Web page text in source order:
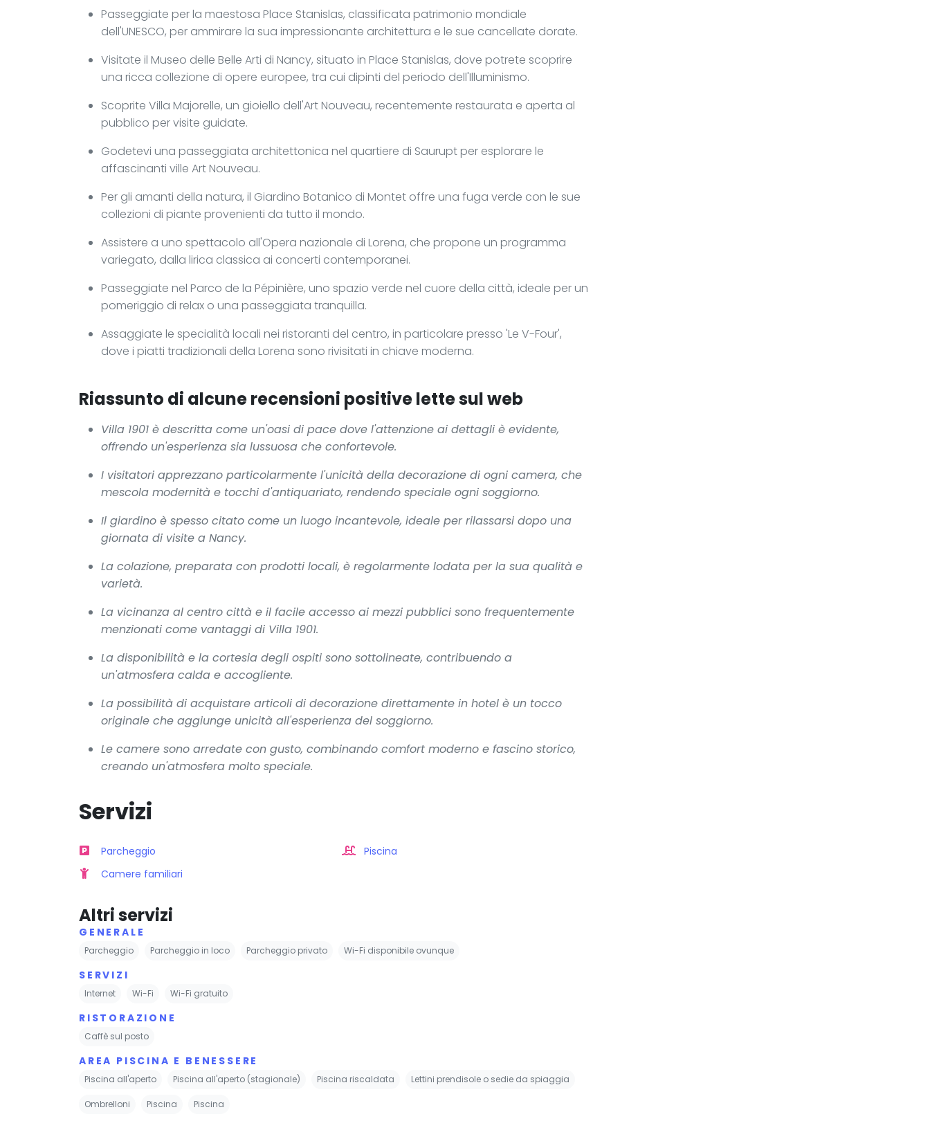
Passeggiate per la maestosa Place Stanislas, classificata patrimonio mondiale
dell'UNESCO, per ammirare la sua impressionante architettura e le sue cancellate dorate.
Visitate il Museo delle Belle Arti di Nancy, situato in Place Stanislas, dove potrete scoprire
una ricca collezione di opere europee, tra cui dipinti del periodo dell'Illuminismo.
Scoprite Villa Majorelle, un gioiello dell'Art Nouveau, recentemente restaurata e aperta al
pubblico per visite guidate.
Godetevi una passeggiata architettonica nel quartiere di Saurupt per esplorare le
affascinanti ville Art Nouveau.
Per gli amanti della natura, il Giardino Botanico di Montet offre una fuga verde con le sue
collezioni di piante provenienti da tutto il mondo.
Assistere a uno spettacolo all'Opera nazionale di Lorena, che propone un programma
variegato, dalla lirica classica ai concerti contemporanei.
Passeggiate nel Parco de la Pépinière, uno spazio verde nel cuore della città, ideale per un
pomeriggio di relax o una passeggiata tranquilla.
Assaggiate le specialità locali nei ristoranti del centro, in particolare presso 'Le V-Four',
dove i piatti tradizionali della Lorena sono rivisitati in chiave moderna.
Riassunto di alcune recensioni positive lette sul web
Villa 1901 è descritta come un'oasi di pace dove l'attenzione ai dettagli è evidente,
offrendo un'esperienza sia lussuosa che confortevole.
I visitatori apprezzano particolarmente l'unicità della decorazione di ogni camera, che
mescola modernità e tocchi d'antiquariato, rendendo speciale ogni soggiorno.
Il giardino è spesso citato come un luogo incantevole, ideale per rilassarsi dopo una
giornata di visite a Nancy.
La colazione, preparata con prodotti locali, è regolarmente lodata per la sua qualità e
varietà.
La vicinanza al centro città e il facile accesso ai mezzi pubblici sono frequentemente
menzionati come vantaggi di Villa 1901.
La disponibilità e la cortesia degli ospiti sono sottolineate, contribuendo a
un'atmosfera calda e accogliente.
La possibilità di acquistare articoli di decorazione direttamente in hotel è un tocco
originale che aggiunge unicità all'esperienza del soggiorno.
Le camere sono arredate con gusto, combinando comfort moderno e fascino storico,
creando un'atmosfera molto speciale.
Servizi
Parcheggio
Camere familiari
Piscina
Altri servizi
GENERALE
Parcheggio Parcheggio in loco Parcheggio privato Wi-Fi disponibile ovunque
SERVIZI
Internet Wi-Fi Wi-Fi gratuito
RISTORAZIONE
Caffè sul posto
AREA PISCINA E BENESSERE
Piscina all'aperto Piscina all'aperto (stagionale) Piscina riscaldata Lettini prendisole o sedie da spiaggia
Ombrelloni Piscina Piscina